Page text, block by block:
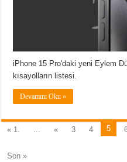
iPhone 15 Pro'daki yeni Eylem
kısayolların listesi.
Devamını Oku »
« 1. « 3 4 5
Son »